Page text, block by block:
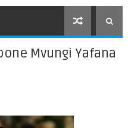
Mvungi Yafana